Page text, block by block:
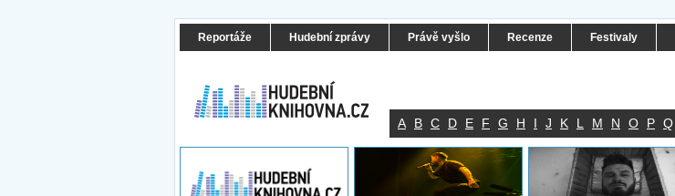
Reportáže Hudební zprávy Právě vyšlo Recenze Festivaly
A B C D E F G H I J K L M N O P Q